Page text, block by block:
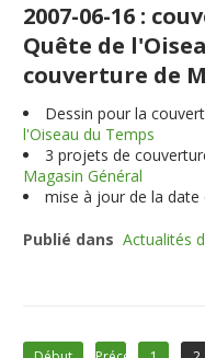
2007-06-16 :
Quête de
couverture de
Dessin pour la
l'Oiseau du Temps
3 projets de
Magasin Général
mise à jour de la
Publié dans Actualités